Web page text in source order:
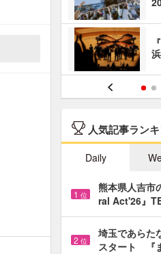
人気記事ラン
Daily
1 位
熊本県人吉市
ral Act'26』
2 位
埼玉であらた
スタート 『